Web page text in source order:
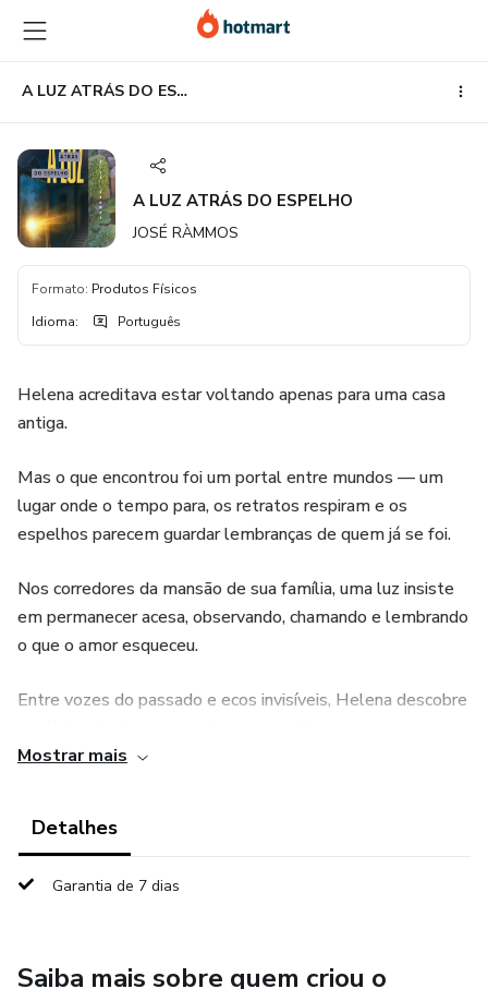
para
o
conteúdo
principal
para
o
pagamento
para
o
rodapé
A LUZ ATRÁS DO ESPELHO
A LUZ ATRÁS DO ESPELHO
JOSÉ RÀMMOS
Formato: Produtos Físicos
Idioma: Português
Helena acreditava estar voltando apenas para uma casa
antiga.
Mas o que encontrou foi um portal entre mundos — um
lugar onde o tempo para, os retratos respiram e os
espelhos parecem guardar lembranças de quem já se foi.
Nos corredores da mansão de sua família, uma luz insiste
em permanecer acesa, observando, chamando e lembrando
o que o amor esqueceu.
Entre vozes do passado e ecos invisíveis, Helena descobre
espelhos e escrevia em seu caderno as últimas palavras de
As duas estão ligadas por algo maior do que o sangue: a
Helena mergulha em uma jornada que une mistério,
Mostrar mais
Detalhes
Garantia de 7 dias
Saiba mais sobre quem criou o